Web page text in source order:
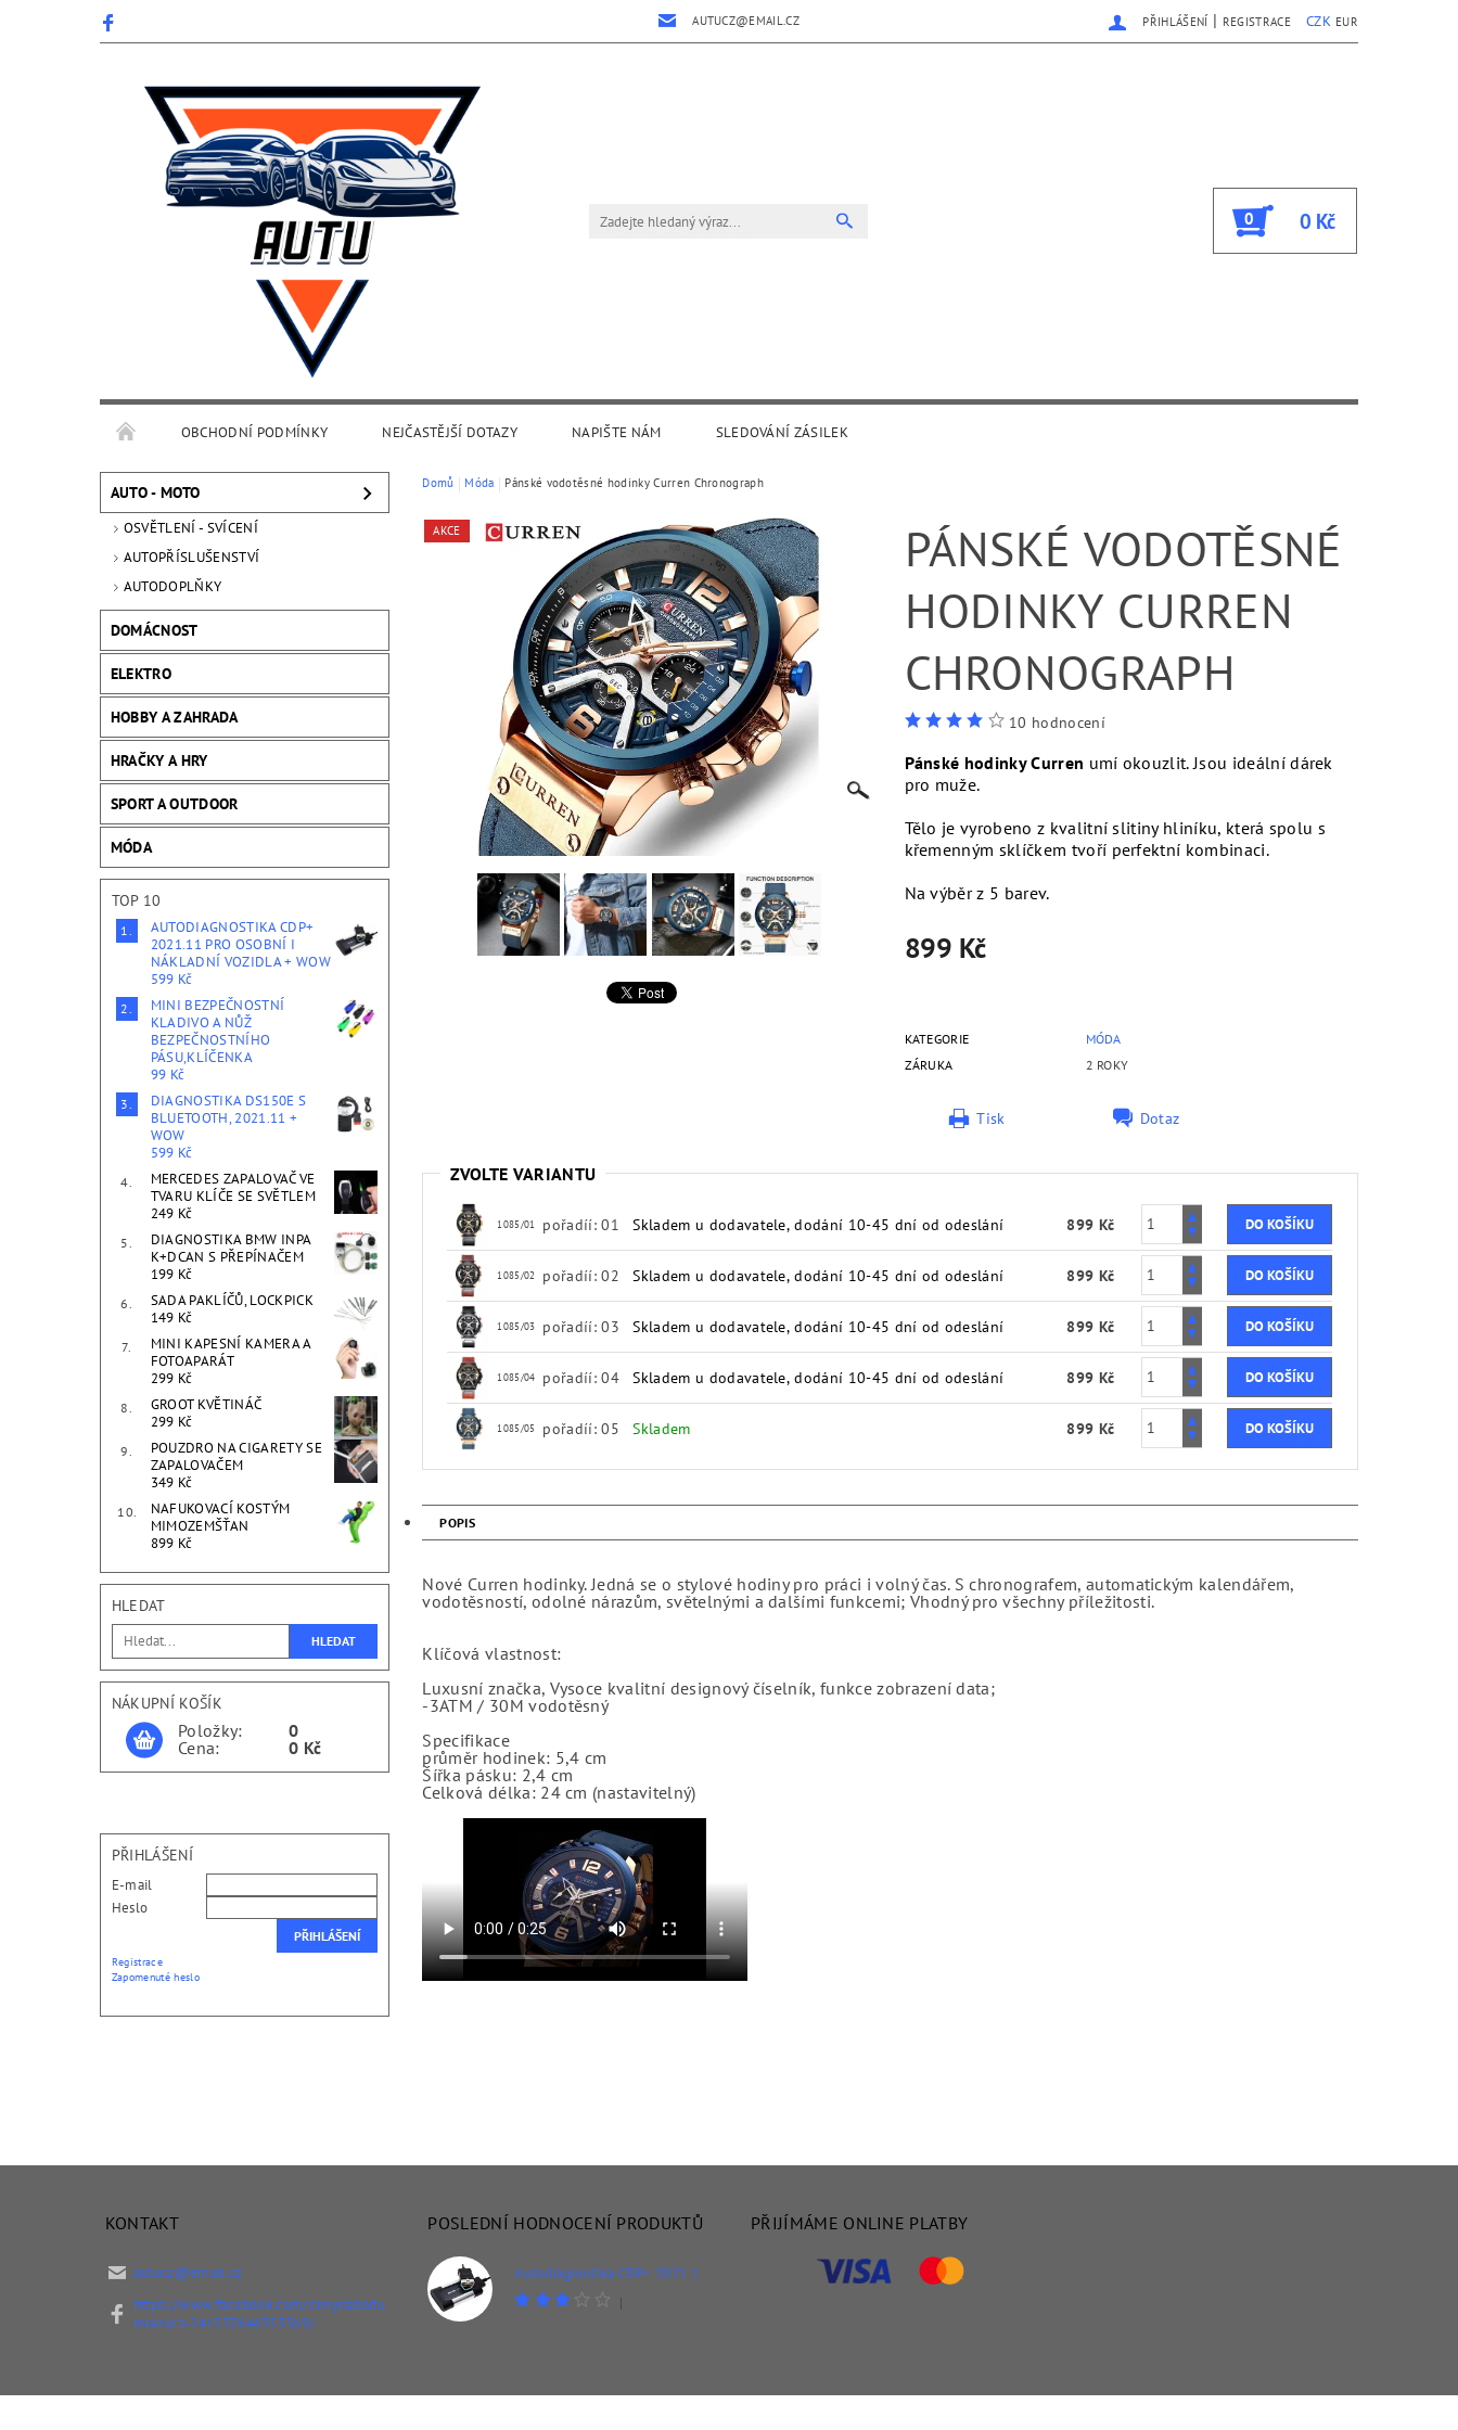
AUTUCZ@EMAIL.CZ CZK EUR
PŘIHLÁŠENÍ | REGISTRACE
0 0 Kč
OBCHODNÍ PODMÍNKY NEJČASTĚJŠÍ DOTAZY NAPIŠTE NÁM SLEDOVÁNÍ ZÁSILEK
AUTO - MOTO
OSVĚTLENÍ - SVÍCENÍ
AUTOPŘÍSLUŠENSTVÍ
AUTODOPLŇKY
DOMÁCNOST
ELEKTRO
HOBBY A ZAHRADA
HRAČKY A HRY
SPORT A OUTDOOR
MÓDA
TOP 10
AUTODIAGNOSTIKA CDP+
2021.11 PRO OSOBNÍ I
NÁKLADNÍ VOZIDLA + WOW
599 Kč
MINI BEZPEČNOSTNÍ
KLADIVO A NŮŽ
BEZPEČNOSTNÍHO
PÁSU,KLÍČENKA
99 Kč
DIAGNOSTIKA DS150E S
BLUETOOTH, 2021.11 +
WOW
599 Kč
MERCEDES ZAPALOVAČ VE
TVARU KLÍČE SE SVĚTLEM
249 Kč
DIAGNOSTIKA BMW INPA
K+DCAN S PŘEPÍNAČEM
199 Kč
SADA PAKLÍČŮ, LOCKPICK
149 Kč
MINI KAPESNÍ KAMERA A
FOTOAPARÁT
299 Kč
GROOT KVĚTINÁČ
299 Kč
POUZDRO NA CIGARETY SE
ZAPALOVAČEM
349 Kč
NAFUKOVACÍ KOSTÝM
MIMOZEMŠŤAN
899 Kč
HLEDAT
NÁKUPNÍ KOŠÍK
Položky:
Cena:
0
0 Kč
PŘIHLÁŠENÍ
E-mail
Heslo
Registrace
Zapomenuté heslo
Domů Móda Pánské vodotěsné hodinky Curren Chronograph
AKCE
PÁNSKÉ VODOTĚSNÉ
HODINKY CURREN
CHRONOGRAPH
10 hodnocení
Pánské hodinky Curren umí okouzlit. Jsou ideální dárek
pro muže.
Tělo je vyrobeno z kvalitní slitiny hliníku, která spolu s
křemenným sklíčkem tvoří perfektní kombinaci.
Na výběr z 5 barev.
899 Kč
KATEGORIE
MÓDA
ZÁRUKA
2 ROKY
Tisk Dotaz
ZVOLTE VARIANTU
1085/01 pořadíí: 01 Skladem u dodavatele, dodání 10-45 dní od odeslání 899 Kč
1085/02 pořadíí: 02 Skladem u dodavatele, dodání 10-45 dní od odeslání 899 Kč
1085/03 pořadíí: 03 Skladem u dodavatele, dodání 10-45 dní od odeslání 899 Kč
1085/04 pořadíí: 04 Skladem u dodavatele, dodání 10-45 dní od odeslání 899 Kč
1085/05 pořadíí: 05 Skladem 899 Kč
POPIS
Nové Curren hodinky. Jedná se o stylové hodiny pro práci i volný čas. S chronografem, automatickým kalendářem,
vodotěsností, odolné nárazům, světelnými a dalšími funkcemi; Vhodný pro všechny příležitosti.
Klíčová vlastnost:
Luxusní značka, Vysoce kvalitní designový číselník, funkce zobrazení data;
-3ATM / 30M vodotěsný
Specifikace
průměr hodinek: 5,4 cm
Šířka pásku: 2,4 cm
Celková délka: 24 cm (nastavitelný)
KONTAKT
autucz@email.cz
https://www.facebook.com/cenynabodu
mrazucz-241537646353369/
POSLEDNÍ HODNOCENÍ PRODUKTŮ
Autodiagnostika CDP+ 2021.11 pro osobní i nákladní vozidla + WOW
|
PŘIJÍMÁME ONLINE PLATBY